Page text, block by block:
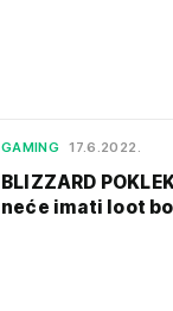
GAMING 17.6.2022.
BLIZZARD
neće imati loot